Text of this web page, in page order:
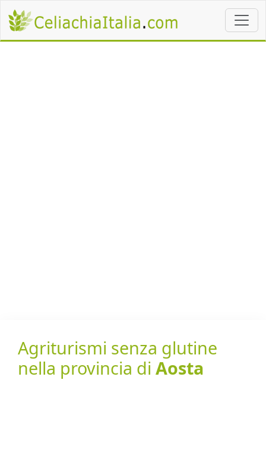
Agriturismi senza glutine
nella provincia di Aosta